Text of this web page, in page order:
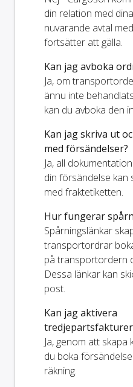
din relation med
nuvarande avtal
fortsätter att gälla.
Kan jag avboka
Ja, om
ännu inte
kan du avboka den
Kan jag skriva ut
med försändelser?
Ja, all
din försändelse kan
med fraktetiketten.
Hur fungerar
Spårningslänkar
transportordrar
på transportordern
Dessa länkar kan
post.
Kan jag aktivera
Ja, genom att
du boka
räkning.